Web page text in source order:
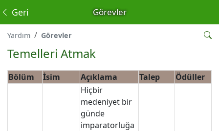
Görevler
Geri
Yardım Görevler
Temelleri Atmak
Bölüm İsim Açıklama Talep Ödüller
Hiçbir
medeniyet bir
günde
imparatorluğa